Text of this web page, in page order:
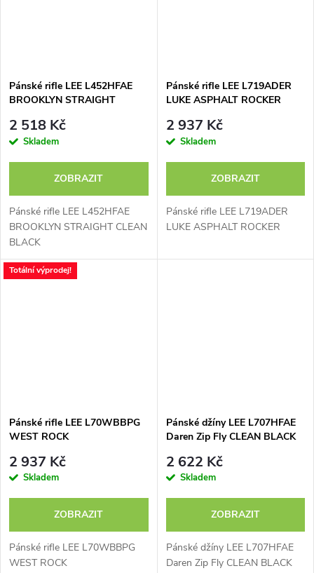
Pánské rifle LEE L452HFAE
BROOKLYN STRAIGHT
2 518 Kč
Skladem
ZOBRAZIT
Pánské rifle LEE L452HFAE
BROOKLYN STRAIGHT CLEAN
BLACK
Pánské rifle LEE L719ADER
LUKE ASPHALT ROCKER
2 937 Kč
Skladem
ZOBRAZIT
Pánské rifle LEE L719ADER
LUKE ASPHALT ROCKER
Totální výprodej!
Pánské rifle LEE L70WBBPG
WEST ROCK
2 937 Kč
Skladem
ZOBRAZIT
Pánské rifle LEE L70WBBPG
WEST ROCK
Pánské džíny LEE L707HFAE
Daren Zip Fly CLEAN BLACK
2 622 Kč
Skladem
ZOBRAZIT
Pánské džíny LEE L707HFAE
Daren Zip Fly CLEAN BLACK